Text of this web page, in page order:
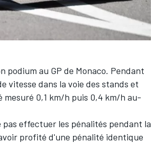
podium au GP de Monaco. Pendant
vitesse dans la voie des stands et
mesuré 0,1 km/h puis 0,4 km/h au-
effectuer les pénalités pendant la
profité d'une pénalité identique